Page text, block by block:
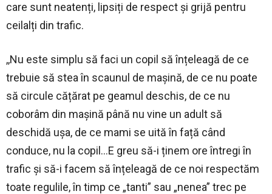
care sunt neatenți, lipsiți de respect și grijă pentru
ceilalți din trafic.
,,Nu este simplu să faci un copil să înțeleagă de ce
trebuie să stea în scaunul de mașină, de ce nu poate
să circule cățărat pe geamul deschis, de ce nu
coborâm din mașină până nu vine un adult să
deschidă ușa, de ce mami se uită în față când
conduce, nu la copil…E greu să-i ținem ore întregi în
trafic și să-i facem să înțeleagă de ce noi respectăm
toate regulile, în timp ce „tanti” sau „nenea” trec pe